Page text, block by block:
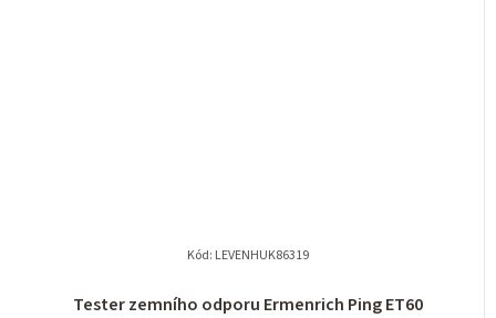
Tester zemního odporu Ermenrich Ping ET60
Kód: LEVENHUK86319